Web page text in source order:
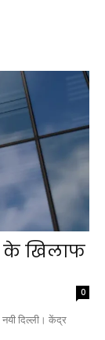
के खिलाफ
0
दिल्ली। केंद्र